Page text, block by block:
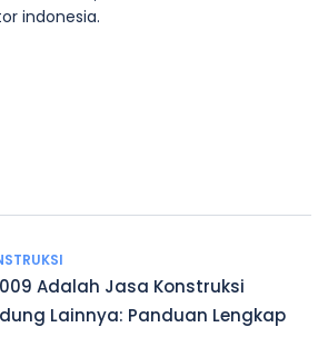
indonesia.
Adalah Jasa Konstruksi
Lainnya: Panduan Lengkap